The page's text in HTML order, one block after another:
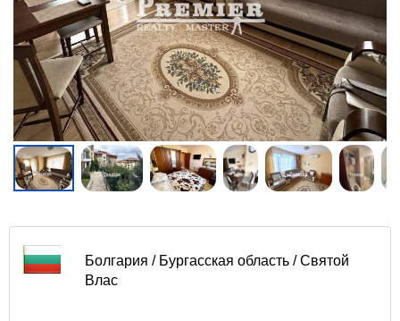
Болгария / Бургасская область / Святой
Влас